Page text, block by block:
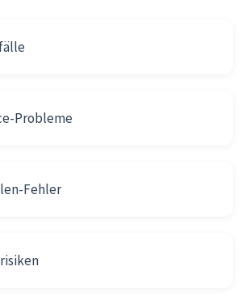
Probleme
Fehler